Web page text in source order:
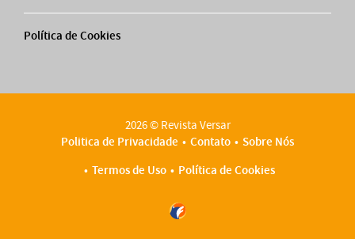
Política de Cookies
2026 © Revista Versar
Politica de Privacidade
Contato
Sobre Nós
Termos de Uso
Política de Cookies